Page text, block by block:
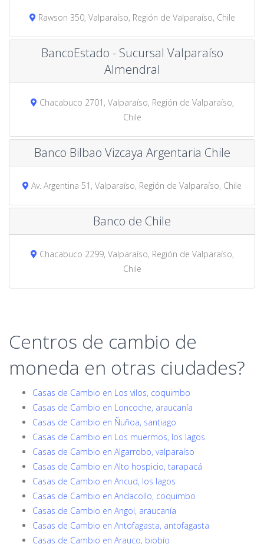
Rawson 350, Valparaíso, Región de Valparaíso, Chile
BancoEstado - Sucursal Valparaíso
Almendral
Chacabuco 2701, Valparaíso, Región de Valparaíso,
Chile
Banco Bilbao Vizcaya Argentaria Chile
Av. Argentina 51, Valparaíso, Región de Valparaíso, Chile
Banco de Chile
Chacabuco 2299, Valparaíso, Región de Valparaíso,
Chile
Centros de cambio de
moneda en otras ciudades?
Casas de Cambio en Los vilos, coquimbo
Casas de Cambio en Loncoche, araucanía
Casas de Cambio en Ñuñoa, santiago
Casas de Cambio en Los muermos, los lagos
Casas de Cambio en Algarrobo, valparaíso
Casas de Cambio en Alto hospicio, tarapacá
Casas de Cambio en Ancud, los lagos
Casas de Cambio en Andacollo, coquimbo
Casas de Cambio en Angol, araucanía
Casas de Cambio en Antofagasta, antofagasta
Casas de Cambio en Arauco, biobío